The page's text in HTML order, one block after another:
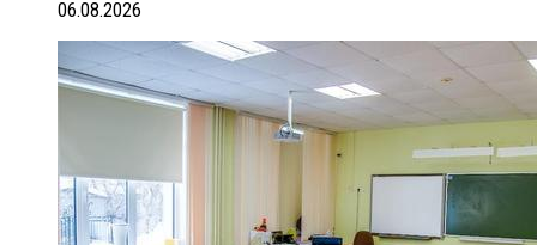
06.08.2026